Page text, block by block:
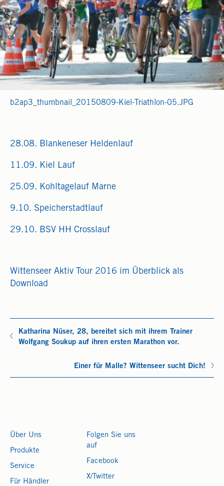
b2ap3_thumbnail_20150809-Kiel-Triathlon-05.JPG
28.08. Blankeneser Heldenlauf
11.09. Kiel Lauf
25.09. Kohltagelauf Marne
9.10. Speicherstadtlauf
29.10. BSV HH Crosslauf
Wittenseer Aktiv Tour 2016 im Überblick als
Download
Katharina Nüser, 28, bereitet sich mit ihrem Trainer
Wolfgang Soukup auf ihren ersten Marathon vor.
Einer für Malle? Wittenseer sucht Dich!
Über Uns
Produkte
Service
Für Händler
Folgen Sie uns
auf
Facebook
X/Twitter